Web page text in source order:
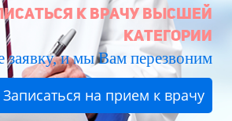
к врачу высшей
категории
заявку, и мы Вам перезвоним
Записаться на прием к врачу